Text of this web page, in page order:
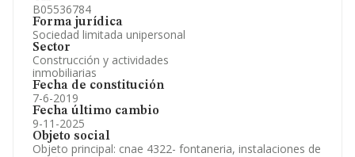
B05536784
Forma jurídica
Sociedad limitada unipersonal
Sector
Construcción y actividades
inmobiliarias
Fecha de constitución
7-6-2019
Fecha último cambio
9-11-2025
Objeto social
Objeto principal: cnae 4322- fontaneria, instalaciones de